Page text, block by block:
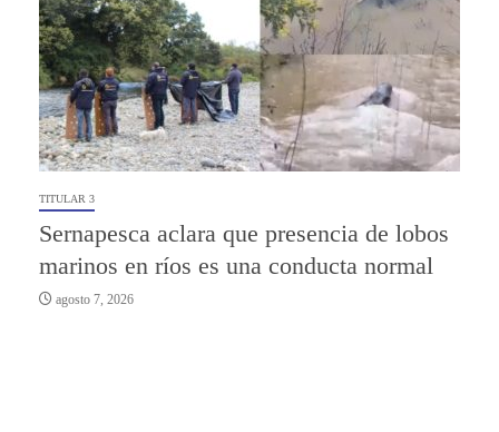
TITULAR 3
Sernapesca aclara que presencia de lobos
marinos en ríos es una conducta normal
agosto 7, 2026